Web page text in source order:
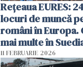
Rețeaua EURES:
locuri de muncă
români în Europa.
mai multe în
Norvegia și Irlanda
11 FEBRUARIE 2026